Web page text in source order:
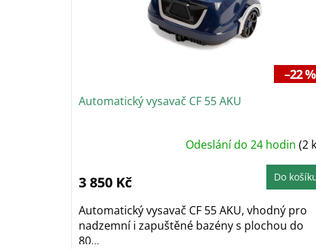
–22 %
Automatický vysavač CF 55 AKU
Odeslání do 24 hodin (2
3 850 Kč Do
Automatický vysavač CF 55 AKU, vhodný pro
nadzemní i zapuštěné bazény s plochou do
80...